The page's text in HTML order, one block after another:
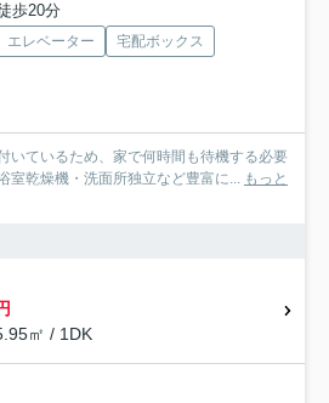
歩20分
エレベーター
宅配ボックス
いているため、家で何時間も待機する必要
室乾燥機・洗面所独立など豊富に... もっと
㎡ / 1DK